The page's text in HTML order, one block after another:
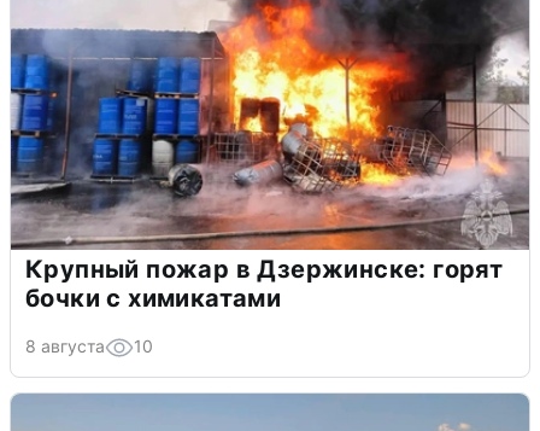
Крупный пожар в Дзержинске: горят
бочки с химикатами
8 августа 10